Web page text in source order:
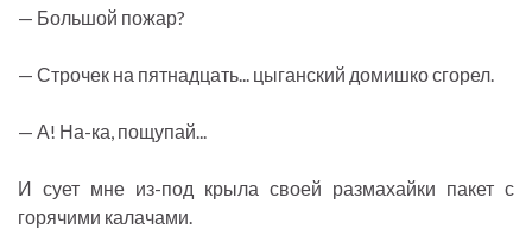
— Большой пожар?
— Строчек на пятнадцать... цыганский домишко сгорел.
— А! На-ка, пощупай...
И сует мне из-под крыла своей размахайки пакет с
горячими калачами.